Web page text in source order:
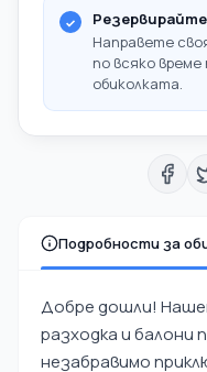
Подробности за
Добре дошли!
разходка и балони
незабравимо
Направете
по всяко
обиколката.